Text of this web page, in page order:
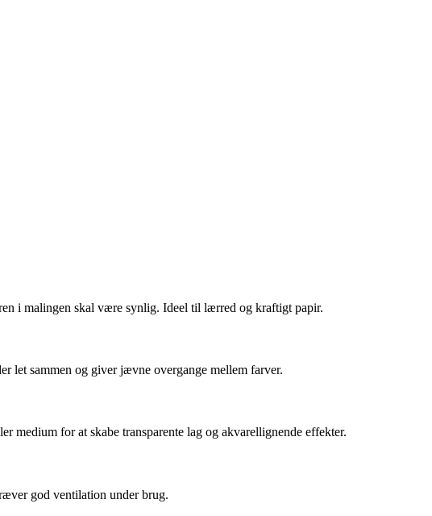
i malingen skal være synlig. Ideel til lærred og kraftigt papir.
let sammen og giver jævne overgange mellem farver.
for at skabe transparente lag og akvarellignende effekter.
god ventilation under brug.